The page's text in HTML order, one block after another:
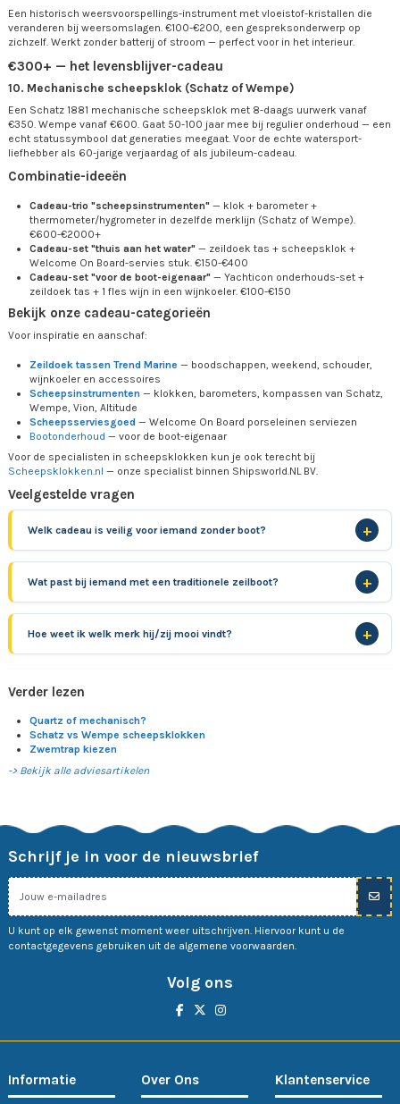
Een historisch weersvoorspellings-instrument met vloeistof-kristallen die
veranderen bij weersomslagen. €100-€200, een gespreksonderwerp op
zichzelf. Werkt zonder batterij of stroom — perfect voor in het interieur.
€300+ — het levensblijver-cadeau
10. Mechanische scheepsklok (Schatz of Wempe)
Een Schatz 1881 mechanische scheepsklok met 8-daags uurwerk vanaf
€350. Wempe vanaf €600. Gaat 50-100 jaar mee bij regulier onderhoud — een
echt statussymbool dat generaties meegaat. Voor de echte watersport-
liefhebber als 60-jarige verjaardag of als jubileum-cadeau.
Combinatie-ideeën
Cadeau-trio "scheepsinstrumenten" — klok + barometer +
thermometer/hygrometer in dezelfde merklijn (Schatz of Wempe).
€600-€2000+
Cadeau-set "thuis aan het water" — zeildoek tas + scheepsklok +
Welcome On Board-servies stuk. €150-€400
Cadeau-set "voor de boot-eigenaar" — Yachticon onderhouds-set +
zeildoek tas + 1 fles wijn in een wijnkoeler. €100-€150
Bekijk onze cadeau-categorieën
Voor inspiratie en aanschaf:
Zeildoek tassen Trend Marine — boodschappen, weekend, schouder,
wijnkoeler en accessoires
Scheepsinstrumenten — klokken, barometers, kompassen van Schatz,
Wempe, Vion, Altitude
Scheepsserviesgoed — Welcome On Board porseleinen serviezen
Bootonderhoud — voor de boot-eigenaar
Voor de specialisten in scheepsklokken kun je ook terecht bij
Scheepsklokken.nl — onze specialist binnen Shipsworld.NL BV.
Veelgestelde vragen
Welk cadeau is veilig voor iemand zonder boot?
Wat past bij iemand met een traditionele zeilboot?
Hoe weet ik welk merk hij/zij mooi vindt?
Verder lezen
Quartz of mechanisch?
Schatz vs Wempe scheepsklokken
Zwemtrap kiezen
-> Bekijk alle adviesartikelen
Schrijf je in voor de nieuwsbrief
U kunt op elk gewenst moment weer uitschrijven. Hiervoor kunt u de
contactgegevens gebruiken uit de algemene voorwaarden.
Volg ons
Informatie Over Ons Klantenservice